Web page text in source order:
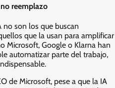
reemplazo
no son los que buscan
que la usan para amplificar
Microsoft, Google o Klarna han
automatizar parte del trabajo,
de Microsoft, pese a que la IA